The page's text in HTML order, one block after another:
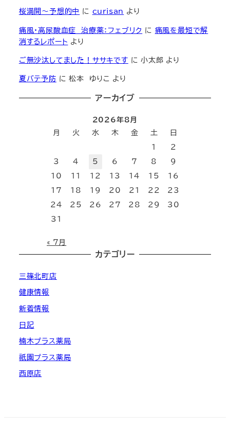
桜満開～予想的中 に curisan より
痛風・高尿酸血症 治療薬：フェブリク に 痛風を最短で解
消するレポート より
ご無沙汰してました！ササキです に小太郎 より
夏バテ予防 に松本 ゆりこ より
アーカイブ
2026年8月
月
火 水 木 金 土
日
1
2
3
4 5 6 7 8
9
10
11 12 13 14 15
16
17
18 19 20 21 22
23
24
25 26 27 28 29
30
31
« 7月
カテゴリー
三篠北町店
健康情報
新着情報
日記
楠木プラス薬局
祇園プラス薬局
西原店